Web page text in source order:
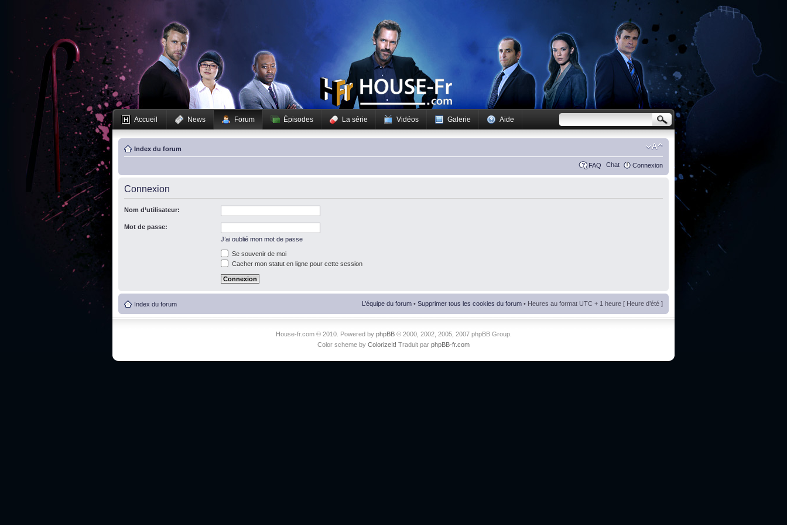
Accueil News Forum Épisodes La série Vidéos Galerie Aide
Index du forum
FAQ Chat Connexion
Connexion
Nom d’utilisateur:
Mot de passe:
J’ai oublié mon mot de passe
Se souvenir de moi
Cacher mon statut en ligne pour cette session
Index du forum L’équipe du forum • Supprimer tous les cookies du forum • Heures au format UTC + 1 heure [ Heure d’été ]
House-fr.com © 2010. Powered by phpBB© 2000, 2002, 2005, 2007 phpBB Group.
Color scheme by ColorizeIt! Traduit par phpBB-fr.com